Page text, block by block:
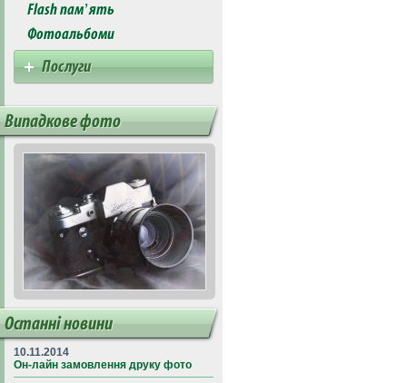
Flash пам’ять
Фотоальбоми
Послуги
Випадкове фото
Останні новини
10.11.2014
Он-лайн замовлення друку фото